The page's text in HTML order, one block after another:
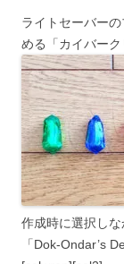
ライトセーバー
める「カイバーク
作成時に選択し
「Dok-Ondar’s